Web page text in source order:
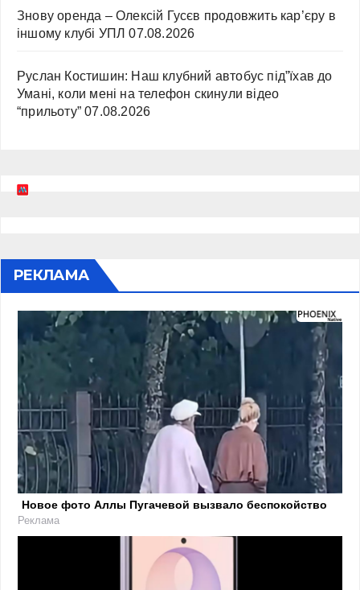
Знову оренда – Олексій Гусєв продовжить кар’єру в
іншому клубі УПЛ 07.08.2026
Руслан Костишин: Наш клубний автобус під”їхав до
Умані, коли мені на телефон скинули відео
“прильоту” 07.08.2026
РЕКЛАМА
Новое фото Аллы Пугачевой вызвало беспокойство
Реклама